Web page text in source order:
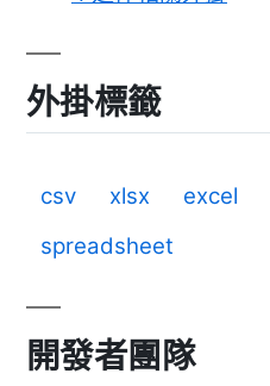
外掛標籤
csv xlsx excel
spreadsheet
開發者團隊